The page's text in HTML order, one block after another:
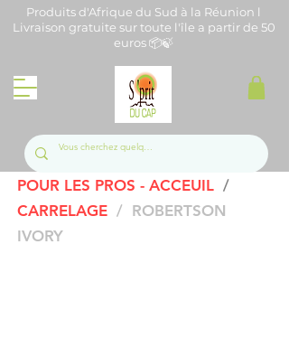
Produits d'Afrique du Sud à la Réunion l
Livraison gratuite sur toute l'île a partir de 50
euros 📦🍃
POUR LES PROS - ACCEUIL /
CARRELAGE / ROBERTSON
IVORY